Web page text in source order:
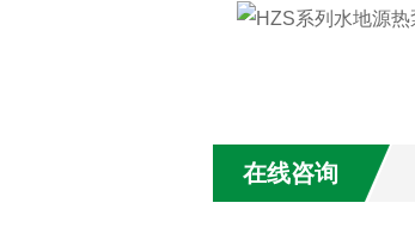
在线咨询